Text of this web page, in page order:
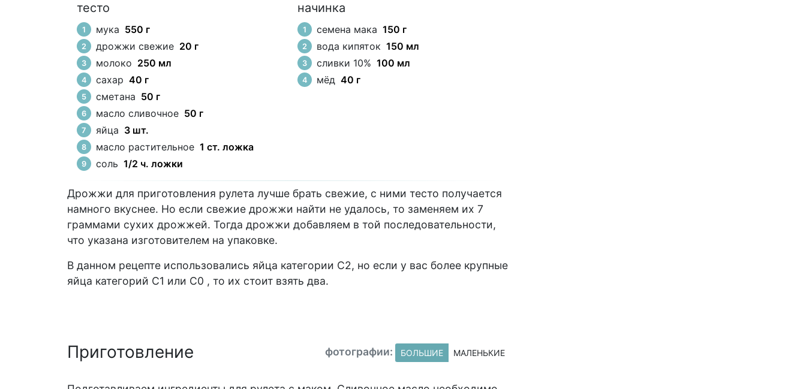
тесто
мука 550 г
дрожжи свежие 20 г
молоко 250 мл
сахар 40 г
сметана 50 г
масло сливочное 50 г
яйца 3 шт.
масло растительное 1 ст. ложка
соль 1/2 ч. ложки
начинка
семена мака 150 г
вода кипяток 150 мл
сливки 10% 100 мл
мёд 40 г
Дрожжи для приготовления рулета лучше брать свежие, с ними тесто получается
намного вкуснее. Но если свежие дрожжи найти не удалось, то заменяем их 7
граммами сухих дрожжей. Тогда дрожжи добавляем в той последовательности,
что указана изготовителем на упаковке.
В данном рецепте использовались яйца категории С2, но если у вас более крупные
яйца категорий С1 или С0 , то их стоит взять два.
Приготовление фотографии: БОЛЬШИЕ МАЛЕНЬКИЕ